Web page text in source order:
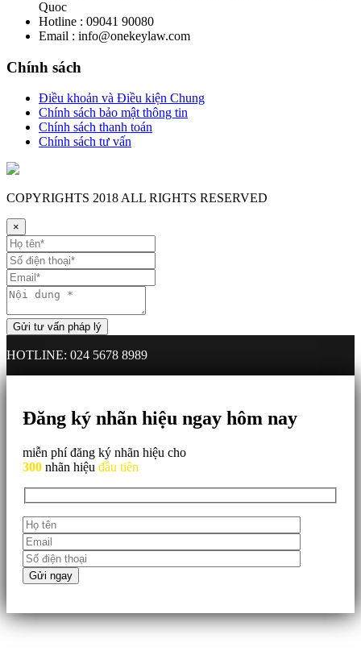
Quoc
Hotline : 09041 90080
Email : info@onekeylaw.com
Chính sách
Điều khoản và Điều kiện Chung
Chính sách bảo mật thông tin
Chính sách thanh toán
Chính sách tư vấn
COPYRIGHTS 2018 ALL RIGHTS RESERVED
×
HOTLINE: 024 5678 8989
Đăng ký nhãn hiệu ngay hôm nay
miễn phí đăng ký nhãn hiệu cho
300 nhãn hiệu đầu tiên